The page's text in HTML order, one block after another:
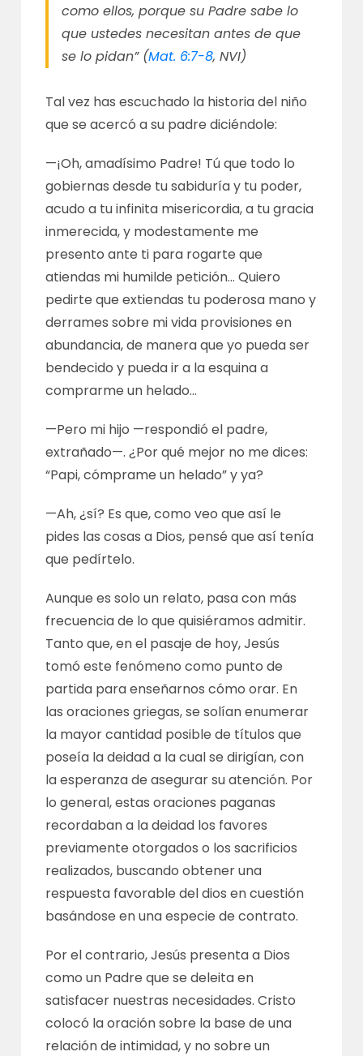
como ellos, porque su Padre sabe lo
que ustedes necesitan antes de que
se lo pidan” (Mat. 6:7-8, NVI)
Tal vez has escuchado la historia del niño
que se acercó a su padre diciéndole:
—¡Oh, amadísimo Padre! Tú que todo lo
gobiernas desde tu sabiduría y tu poder,
acudo a tu infinita misericordia, a tu gracia
inmerecida, y modestamente me
presento ante ti para rogarte que
atiendas mi humilde petición… Quiero
pedirte que extiendas tu poderosa mano y
derrames sobre mi vida provisiones en
abundancia, de manera que yo pueda ser
bendecido y pueda ir a la esquina a
comprarme un helado…
—Pero mi hijo —respondió el padre,
extrañado—. ¿Por qué mejor no me dices:
“Papi, cómprame un helado” y ya?
—Ah, ¿sí? Es que, como veo que así le
pides las cosas a Dios, pensé que así tenía
que pedírtelo.
Aunque es solo un relato, pasa con más
frecuencia de lo que quisiéramos admitir.
Tanto que, en el pasaje de hoy, Jesús
tomó este fenómeno como punto de
partida para enseñarnos cómo orar. En
las oraciones griegas, se solían enumerar
la mayor cantidad posible de títulos que
poseía la deidad a la cual se dirigían, con
la esperanza de asegurar su atención. Por
lo general, estas oraciones paganas
recordaban a la deidad los favores
previamente otorgados o los sacrificios
realizados, buscando obtener una
respuesta favorable del dios en cuestión
basándose en una especie de contrato.
Por el contrario, Jesús presenta a Dios
como un Padre que se deleita en
satisfacer nuestras necesidades. Cristo
colocó la oración sobre la base de una
relación de intimidad, y no sobre un